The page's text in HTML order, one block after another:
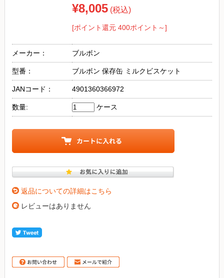
¥8,005 (税込)
[ポイント還元 400ポイント～]
メーカー： ブルボン
型番： ブルボン 保存缶 ミルクビスケット
JANコード： 4901360366972
数量: ケース
返品についての詳細はこちら
レビューはありません